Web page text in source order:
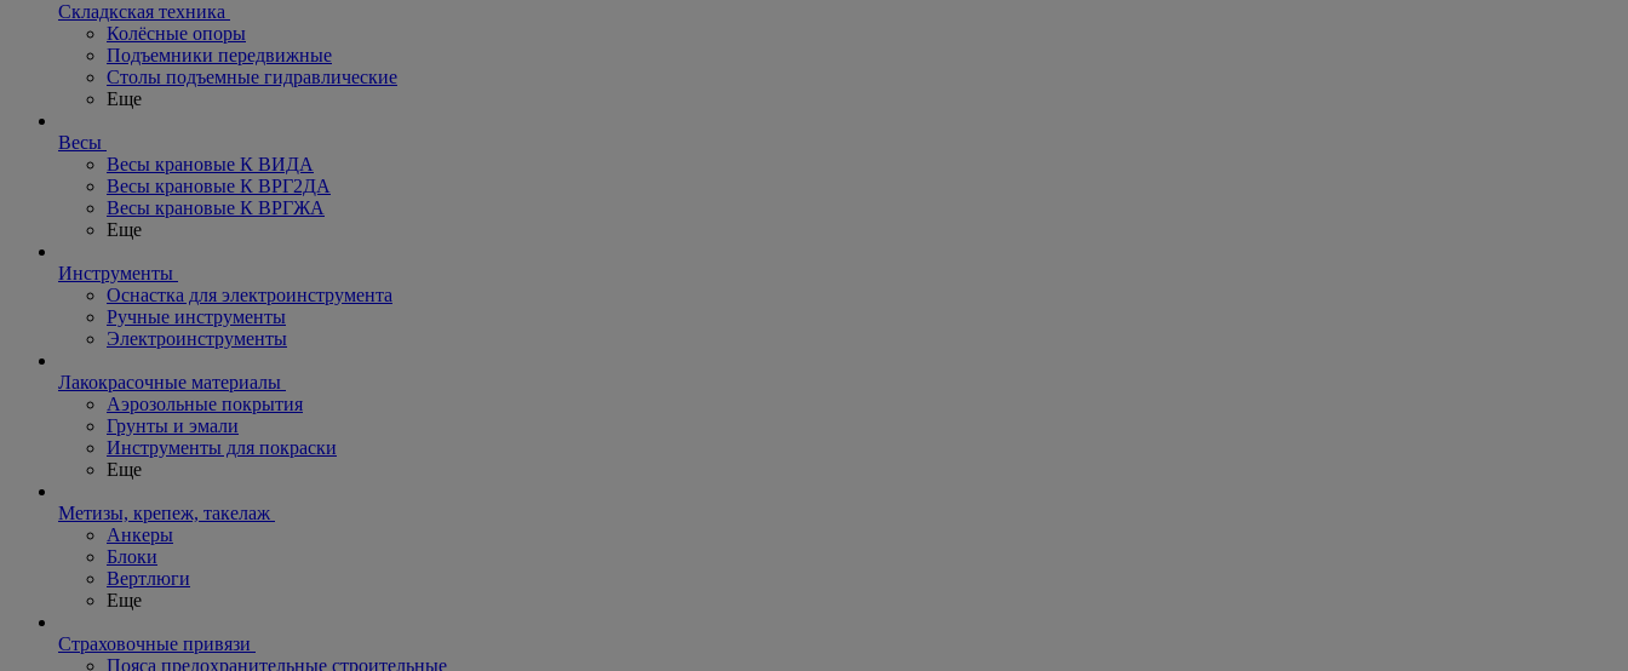
Складкская техника
Колёсные опоры
Подъемники передвижные
Столы подъемные гидравлические
Еще
Весы
Весы крановые К ВИДА
Весы крановые К ВРГ2ДА
Весы крановые К ВРГЖА
Еще
Инструменты
Оснастка для электроинструмента
Ручные инструменты
Электроинструменты
Лакокрасочные материалы
Аэрозольные покрытия
Грунты и эмали
Инструменты для покраски
Еще
Метизы, крепеж, такелаж
Анкеры
Блоки
Вертлюги
Еще
Страховочные привязи
Пояса предохранительные строительные